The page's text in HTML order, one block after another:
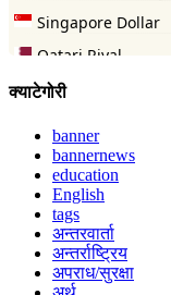
क्याटेगोरी
banner
bannernews
education
English
tags
अन्तरवार्ता
अन्तर्राष्ट्रिय
अपराध/सुरक्षा